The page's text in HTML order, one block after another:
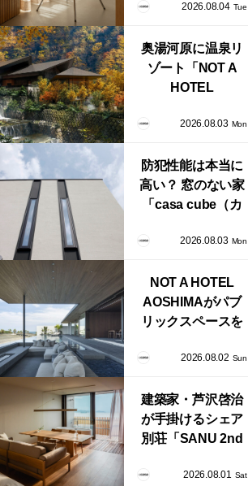
FRITZ HANSENか
本で発売開始！
2026.08.04 Tue
奥湯河原に温泉リ
ゾート「NOT A
HOTEL
誕生！販売を日
始！
2026.08.03 Mon
防犯性能は本当に
高い？ 窓のない家
「casa cube（カ
ブ）」が叶えるプ
感の正体
2026.08.03 Mon
NOT A HOTEL
AOSHIMAがパブ
リックスペースを
「CHILL2.0」
業！
2026.08.02 Sun
建築家・芦沢啓治
が手掛けるシェア
別荘「SANU 2nd
Owners」、新拠点
2026.08.01 Sat